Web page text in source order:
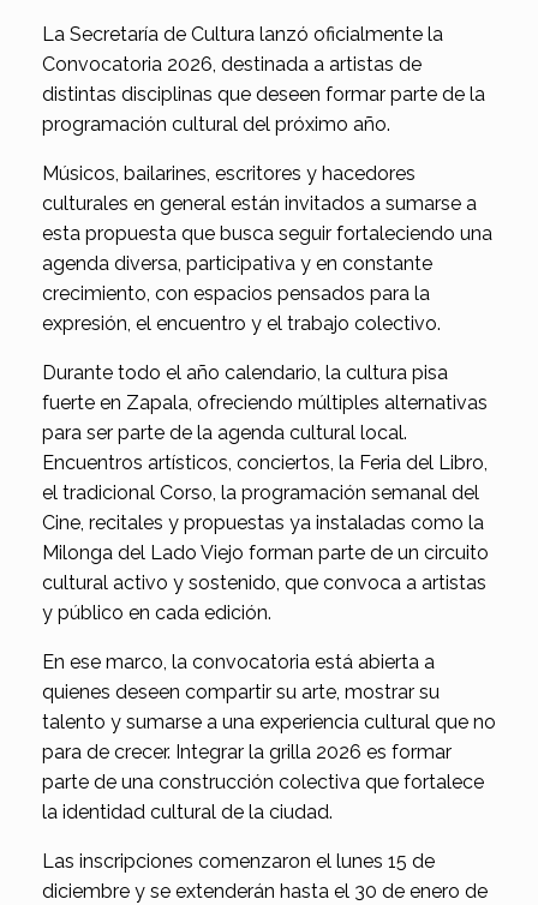
La Secretaría de Cultura lanzó oficialmente la
Convocatoria 2026, destinada a artistas de
distintas disciplinas que deseen formar parte de la
programación cultural del próximo año.
Músicos, bailarines, escritores y hacedores
culturales en general están invitados a sumarse a
esta propuesta que busca seguir fortaleciendo una
agenda diversa, participativa y en constante
crecimiento, con espacios pensados para la
expresión, el encuentro y el trabajo colectivo.
Durante todo el año calendario, la cultura pisa
fuerte en Zapala, ofreciendo múltiples alternativas
para ser parte de la agenda cultural local.
Encuentros artísticos, conciertos, la Feria del Libro,
el tradicional Corso, la programación semanal del
Cine, recitales y propuestas ya instaladas como la
Milonga del Lado Viejo forman parte de un circuito
cultural activo y sostenido, que convoca a artistas
y público en cada edición.
En ese marco, la convocatoria está abierta a
quienes deseen compartir su arte, mostrar su
talento y sumarse a una experiencia cultural que no
para de crecer. Integrar la grilla 2026 es formar
parte de una construcción colectiva que fortalece
la identidad cultural de la ciudad.
Las inscripciones comenzaron el lunes 15 de
diciembre y se extenderán hasta el 30 de enero de